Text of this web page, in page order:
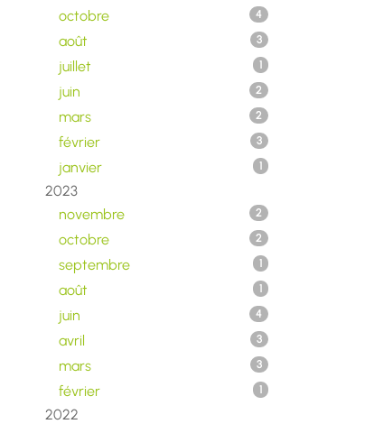
octobre 4
août 3
juillet 1
juin 2
mars 2
février 3
janvier 1
2023
novembre
2
octobre 2
septembre 1
août 1
juin 4
avril 3
mars 3
février 1
2022